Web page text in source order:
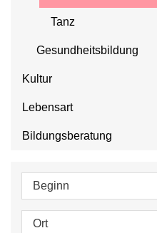
Tanz
Gesundheitsbildung
Kultur
Lebensart
Bildungsberatung
Beginn
Ort